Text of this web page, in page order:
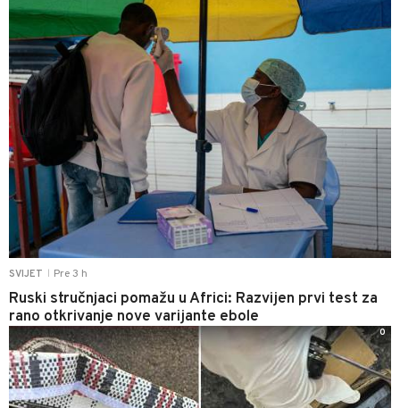
SVIJET Pre 3 h
Ruski stručnjaci pomažu u Africi: Razvijen prvi test za
rano otkrivanje nove varijante ebole
0